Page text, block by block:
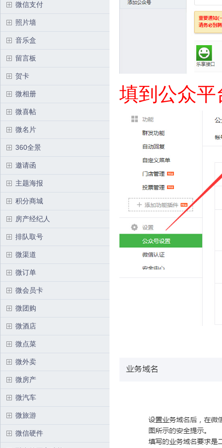
微信支付
照片墙
音乐盒
留言板
贺卡
微相册
微喜帖
微名片
360全景
邀请函
主题海报
积分商城
房产经纪人
排队取号
微渠道
微订单
微会员卡
微团购
微酒店
微点菜
微外卖
微房产
微汽车
微旅游
微信硬件
填到公众平